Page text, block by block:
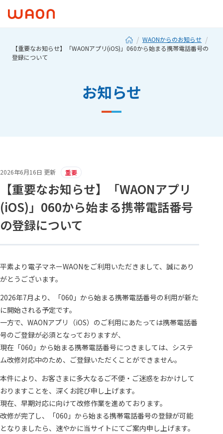
WAONからのお知らせ
【重要なお知らせ】「WAONアプリ(iOS)」060から始まる携帯電話番号の
登録について
お知らせ
2026年6月16日 更新 重要
【重要なお知らせ】「WAONアプリ
(iOS)」060から始まる携帯電話番号
の登録について
平素より電子マネーWAONをご利用いただきまして、誠にあり
がとうございます。
2026年7月より、「060」から始まる携帯電話番号の利用が新た
に開始される予定です。
一方で、WAONアプリ（iOS）のご利用にあたっては携帯電話番
号のご登録が必須となっておりますが、
現在「060」から始まる携帯電話番号につきましては、システ
ム改修対応中のため、ご登録いただくことができません。
本件により、お客さまに多大なるご不便・ご迷惑をおかけして
おりますことを、深くお詫び申し上げます。
現在、早期対応に向けて改修作業を進めております。
改修が完了し、「060」から始まる携帯電話番号の登録が可能
となりましたら、速やかに当サイトにてご案内申し上げます。